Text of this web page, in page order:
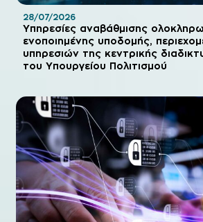
Υπηρεσίες αναβάθμισης
ενοποιημένης υποδομής,
υπηρεσιών της κεντρικής
του Υπουργείου Πολιτισμού
28/07/2026